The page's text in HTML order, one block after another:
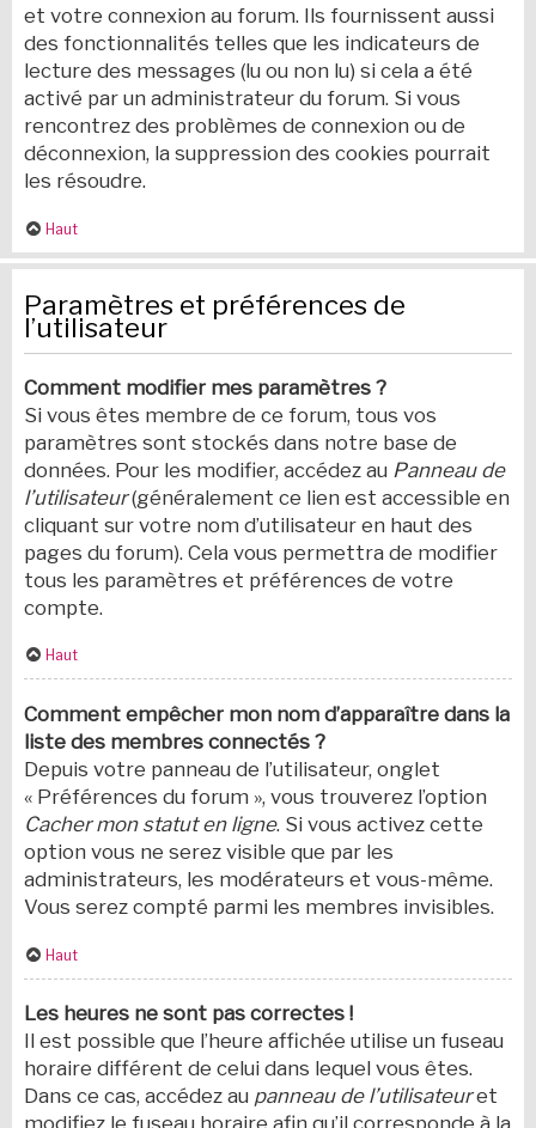
et votre connexion au forum. Ils fournissent aussi
des fonctionnalités telles que les indicateurs de
lecture des messages (lu ou non lu) si cela a été
activé par un administrateur du forum. Si vous
rencontrez des problèmes de connexion ou de
déconnexion, la suppression des cookies pourrait
les résoudre.
Haut
Paramètres et préférences de
l’utilisateur
Comment modifier mes paramètres ?
Si vous êtes membre de ce forum, tous vos
paramètres sont stockés dans notre base de
données. Pour les modifier, accédez au Panneau de
l’utilisateur(généralement ce lien est accessible en
cliquant sur votre nom d’utilisateur en haut des
pages du forum). Cela vous permettra de modifier
tous les paramètres et préférences de votre
compte.
Haut
Comment empêcher mon nom d’apparaître dans la
liste des membres connectés ?
Depuis votre panneau de l’utilisateur, onglet
« Préférences du forum », vous trouverez l’option
Cacher mon statut en ligne. Si vous activez cette
option vous ne serez visible que par les
administrateurs, les modérateurs et vous-même.
Vous serez compté parmi les membres invisibles.
Haut
Les heures ne sont pas correctes !
Il est possible que l’heure affichée utilise un fuseau
horaire différent de celui dans lequel vous êtes.
Dans ce cas, accédez au panneau de l’utilisateuret